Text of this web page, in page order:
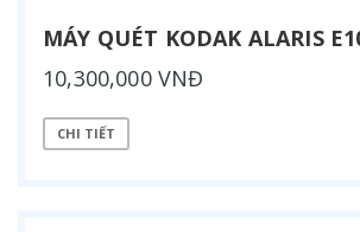
MÁY QUÉT KODAK ALARIS
10,300,000 VNĐ
CHI TIẾT